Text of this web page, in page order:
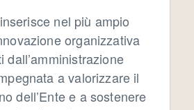
nel più ampio
organizzativa
dall’amministrazione
a valorizzare il
dell’Ente e a sostenere